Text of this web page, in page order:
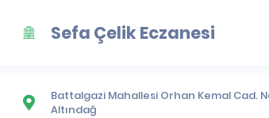
Sefa Çelik Eczanesi
Battalgazi Mahallesi Orhan Kemal Cad.
Altındağ